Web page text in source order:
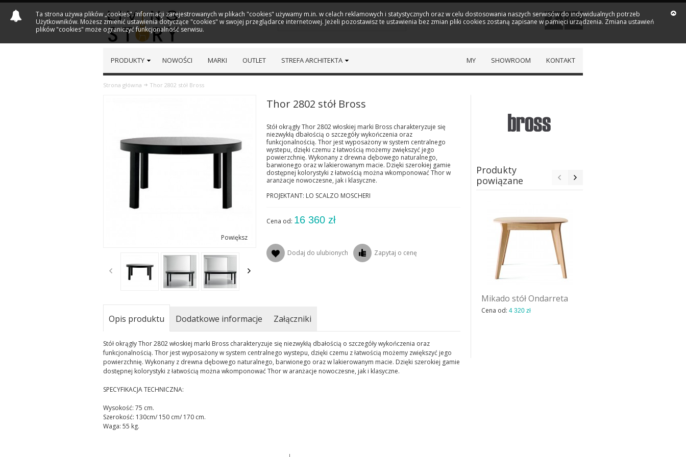
PRODUKTY NOWOŚCI MARKI OUTLET STREFA ARCHITEKTA KONTAKT
SHOWROOM
MY
Strona główna Thor 2802 stół Bross
Powiększ
Thor 2802 stół Bross
Stół okrągły Thor 2802 włoskiej marki Bross charakteryzuje się
niezwykłą dbałością o szczegóły wykończenia oraz
funkcjonalnością. Thor jest wyposażony w system centralnego
wystepu, dzięki czemu z łatwością możemy zwiększyć jego
powierzchnię. Wykonany z drewna dębowego naturalnego,
barwionego oraz w lakierowanym macie. Dzięki szerokiej gamie
dostępnej kolorystyki z łatwością można wkomponować Thor w
aranżacje nowoczesne, jak i klasyczne.
PROJEKTANT: LO SCALZO MOSCHERI
Cena od: 16 360 zł
Dodaj do ulubionych Zapytaj o cenę
Produkty
powiązane
Mikado stół Ondarreta
Cena od: 4 320 zł
Opis produktu Dodatkowe informacje Załączniki
Stół okrągły Thor 2802 włoskiej marki Bross charakteryzuje się niezwykłą dbałością o szczegóły wykończenia oraz
funkcjonalnością. Thor jest wyposażony w system centralnego wystepu, dzięki czemu z łatwością możemy zwiększyć jego
powierzchnię. Wykonany z drewna dębowego naturalnego, barwionego oraz w lakierowanym macie. Dzięki szerokiej gamie
dostępnej kolorystyki z łatwością można wkomponować Thor w aranżacje nowoczesne, jak i klasyczne.
SPECYFIKACJA TECHNICZNA:
Wysokość: 75 cm.
Szerokość: 130cm/ 150 cm/ 170 cm.
Waga: 55 kg.
Ta strona używa plików „cookies". Informacji zarejestrowanych w plikach "cookies" używamy m.in. w celach reklamowych i statystycznych oraz w celu dostosowania naszych serwisów do indywidualnych potrzeb
Użytkowników. Możesz zmienić ustawienia dotyczące "cookies" w swojej przeglądarce internetowej. Jeżeli pozostawisz te ustawienia bez zmian pliki cookies zostaną zapisane w pamięci urządzenia. Zmiana ustawień
plików "cookies" może ograniczyć funkcjonalność serwisu.